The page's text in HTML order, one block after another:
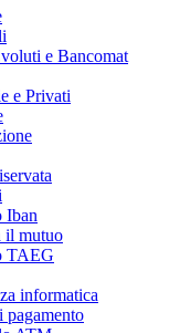
e Bancomat
e Privati
Iban
il mutuo
TAEG
informatica
pagamento